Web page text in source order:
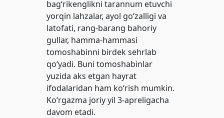
bag‘rikenglikni tarannum etuvchi
yorqin lahzalar, ayol go‘zalligi va
latofati, rang-barang bahoriy
gullar, hamma-hammasi
tomoshabinni birdek sehrlab
qo‘yadi. Buni tomoshabinlar
yuzida aks etgan hayrat
ifodalaridan ham ko‘rish mumkin.
Ko‘rgazma joriy yil 3-apreligacha
davom etadi.